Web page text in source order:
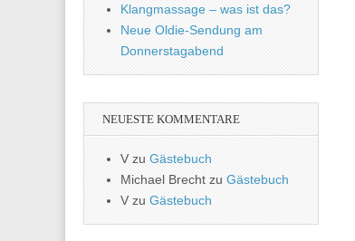
Klangmassage – was ist das?
Neue Oldie-Sendung am
Donnerstagabend
NEUESTE KOMMENTARE
V zu Gästebuch
Michael Brecht zu Gästebuch
Vzu Gästebuch